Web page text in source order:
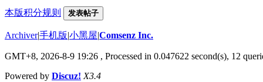
本版积分规则 发表帖子
Archiver|手机版|小黑屋|Comsenz Inc.
GMT+8, 2026-8-9 19:26 , Processed in 0.047622 second(s), 12
Powered by Discuz! X3.4